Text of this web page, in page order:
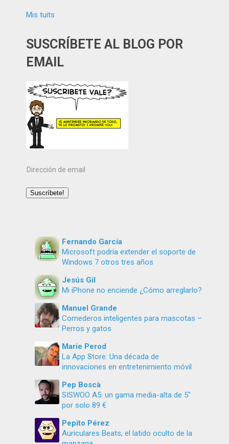
Mis tuits
SUSCRÍBETE AL BLOG POR
EMAIL
Dirección
email
Suscríbete!
Fernando García
Microsoft podría extender el soporte de
Windows 7 otros tres años
Jesús Gil
Mi iPhone no enciende ¿Cómo arreglarlo?
Manuel Grande
Comederos inteligentes para mascotas –
Perros y gatos
Marie Perod
La App Store: Una década de
innovaciones en entretenimiento móvil
Pep Boscà
SISWOO A5: un gama media-alta de 5″
por solo 89 €
Pepito Pérez
Auriculares Beats, el latido oculto de la